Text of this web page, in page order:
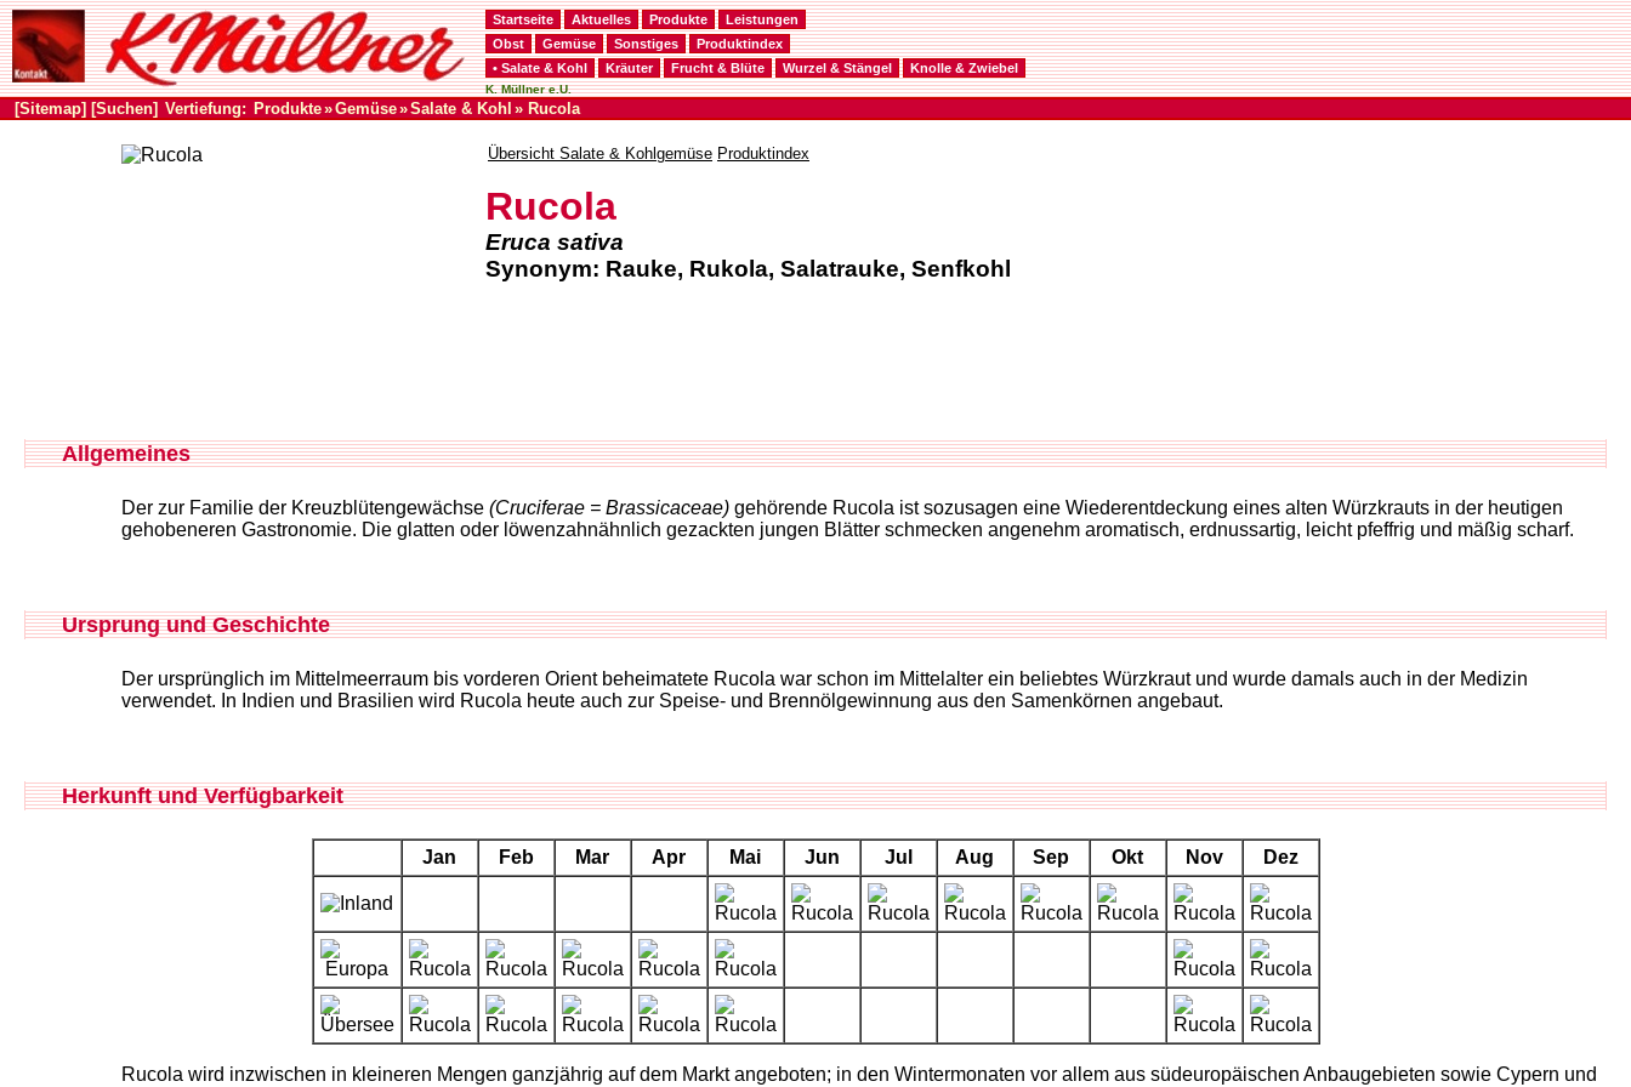
Startseite Aktuelles Produkte
Leistungen
Obst
Gemüse Sonstiges
Produktindex
• Salate & Kohl
Kräuter Frucht & Blüte Wurzel & Stängel Knolle & Zwiebel
K. Müllner e.U.
[Sitemap] [Suchen] Vertiefung: Produkte»Gemüse»Salate & Kohl » Rucola
Übersicht Salate & Kohlgemüse Produktindex
Rucola
Eruca sativa
Synonym: Rauke, Rukola, Salatrauke, Senfkohl
Allgemeines
Der zur Familie der Kreuzblütengewächse (Cruciferae = Brassicaceae) gehörende Rucola ist sozusagen eine Wiederentdeckung eines alten Würzkrauts in der heutigen
gehobeneren Gastronomie. Die glatten oder löwenzahnähnlich gezackten jungen Blätter schmecken angenehm aromatisch, erdnussartig, leicht pfeffrig und mäßig scharf.
Ursprung und Geschichte
Der ursprünglich im Mittelmeerraum bis vorderen Orient beheimatete Rucola war schon im Mittelalter ein beliebtes Würzkraut und wurde damals auch in der Medizin
verwendet. In Indien und Brasilien wird Rucola heute auch zur Speise- und Brennölgewinnung aus den Samenkörnen angebaut.
Herkunft und Verfügbarkeit
Jan Feb Mar Apr Mai Jun Jul Aug Sep Okt Nov Dez
Rucola wird inzwischen in kleineren Mengen ganzjährig auf dem Markt angeboten; in den Wintermonaten vor allem aus südeuropäischen Anbaugebieten sowie Cypern und